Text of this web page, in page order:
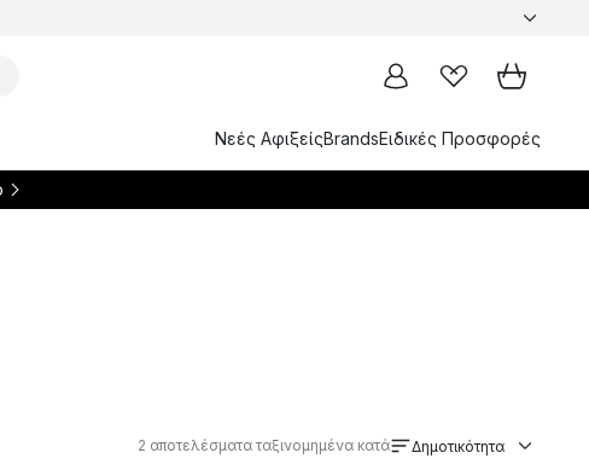
Νεές ΑφιξείςBrandsΕιδικές Προσφορές
2 αποτελέσματα ταξινομημένα κατά Δημοτικότητα